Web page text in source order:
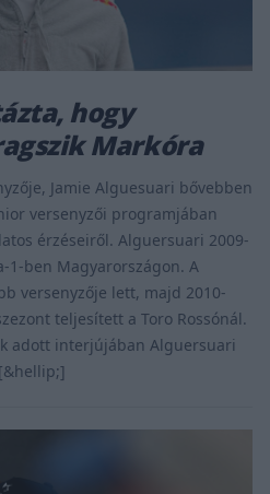
hogy
Markóra
Jamie Alguesuari bővebben
versenyzői programjában
érzéseiről. Alguersuari 2009-
1-ben Magyarországon. A
versenyzője lett, majd 2010-
teljesített a Toro Rossónál.
adott interjújában Alguersuari